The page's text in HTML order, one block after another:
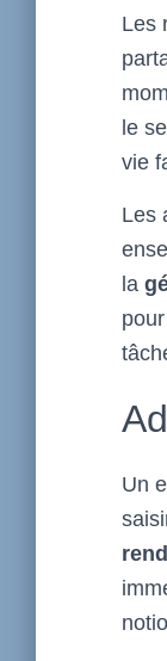
Les
le
vie
Les
la
Un